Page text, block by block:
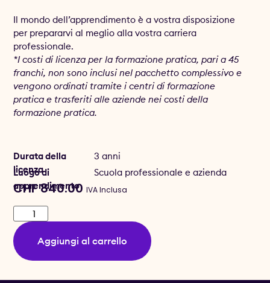
Il mondo dell’apprendimento è a vostra disposizione
per prepararvi al meglio alla vostra carriera
professionale.
*I costi di licenza per la formazione pratica, pari a 45
franchi, non sono inclusi nel pacchetto complessivo e
vengono ordinati tramite i centri di formazione
pratica e trasferiti alle aziende nei costi della
formazione pratica.
Durata della
licenza
3 anni
Luogo di
apprendimento
Scuola professionale e azienda
CHF840.00 IVA Inclusa
Aggiungi al carrello